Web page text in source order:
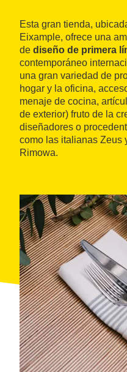
Esta gran tienda,
Eixample, ofrece una
de diseño de primera
contemporáneo
una gran variedad de
hogar y la oficina,
menaje de cocina,
de exterior) fruto de la
diseñadores o
como las italianas Zeus
Rimowa.